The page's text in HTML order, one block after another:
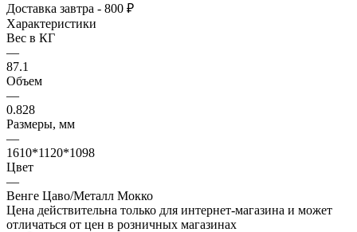
Доставка завтра - 800 ₽
Характеристики
Вес в КГ
—
87.1
Объем
—
0.828
Размеры, мм
—
1610*1120*1098
Цвет
—
Венге Цаво/Металл Мокко
Цена действительна только для интернет-магазина и может
отличаться от цен в розничных магазинах